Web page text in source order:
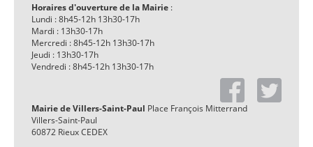
Horaires d'ouverture de la Mairie :
Lundi : 8h45-12h 13h30-17h
Mardi : 13h30-17h
Mercredi : 8h45-12h 13h30-17h
Jeudi : 13h30-17h
Vendredi : 8h45-12h 13h30-17h
Mairie de Villers-Saint-Paul Place François Mitterrand
Villers-Saint-Paul
60872 Rieux CEDEX